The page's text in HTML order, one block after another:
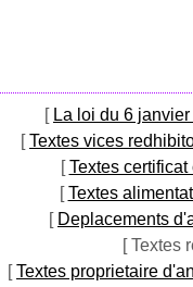
[ La loi du 6
[Textes vices
[Textes certificat
[Textes
[ Deplacements
[ Textes
[Textes proprietaire